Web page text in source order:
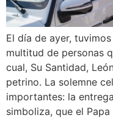
El día de ayer,
multitud de personas
cual, Su Santidad,
petrino. La solemne
importantes: la
simboliza, que el